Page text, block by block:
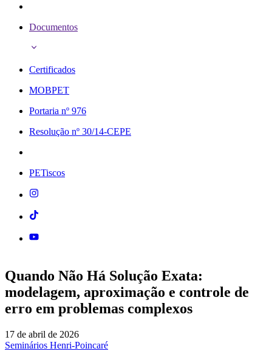
Documentos
Certificados
MOBPET
Portaria nº 976
Resolução nº 30/14-CEPE
PETiscos
Quando Não Há Solução Exata:
modelagem, aproximação e controle de
erro em problemas complexos
17 de abril de 2026
Seminários Henri-Poincaré